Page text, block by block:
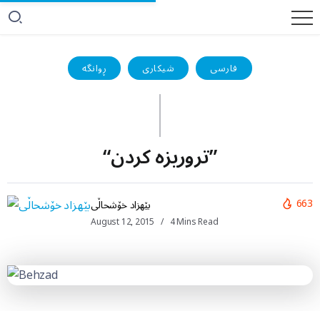
ڕوانگە شیکاری فارسی
“تروریزه کردن”
بێهزاد خۆشحاڵی
August 12, 2015 4 Mins Read
663